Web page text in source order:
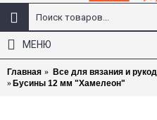
МЕНЮ
Главная Все для вязания и
Бусины 12 мм "Хамелеон"